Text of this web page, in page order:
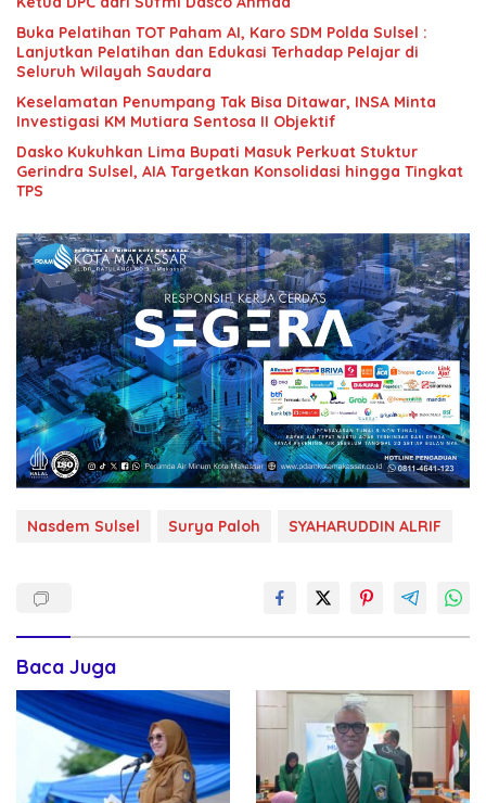
Buka Pelatihan TOT Paham AI, Karo SDM Polda Sulsel :
Lanjutkan Pelatihan dan Edukasi Terhadap Pelajar di
Seluruh Wilayah Saudara
Keselamatan Penumpang Tak Bisa Ditawar, INSA Minta
Investigasi KM Mutiara Sentosa II Objektif
Dasko Kukuhkan Lima Bupati Masuk Perkuat Stuktur
Gerindra Sulsel, AIA Targetkan Konsolidasi hingga Tingkat
TPS
Nasdem Sulsel Surya Paloh SYAHARUDDIN ALRIF
Baca Juga